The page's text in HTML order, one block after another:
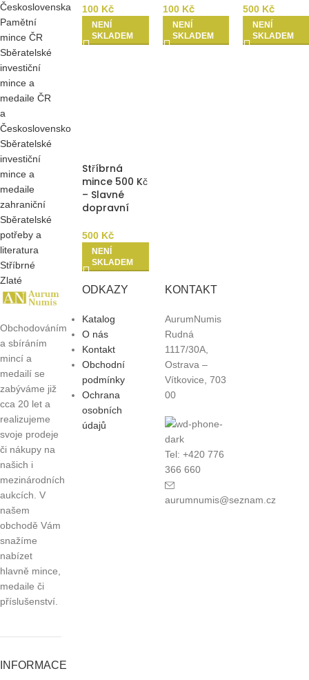
Československa
Pamětní
mince ČR
Sběratelské
investiční
mince a
medaile ČR
a
Československo
Sběratelské
investiční
mince a
medaile
zahraniční
Sběratelské
potřeby a
literatura
Stříbrné
Zlaté
Kundery
2029 b.k.
REZERVAČNÍ
ZÁLOHA
100 Kč
NENÍ
SKLADEM
Kundery
2029 Proof
REZERVAČNÍ
ZÁLOHA
100 Kč
NENÍ
SKLADEM
– Autobus
Škoda
Karosa 706
RTO 2029
500 Kč
NENÍ
SKLADEM
Stříbrná
mince 500 Kč
– Slavné
dopravní
– Autobus
Škoda
Karosa 706
RTO 2029
Proof
ZÁLOHA
500 Kč
NENÍ
SKLADEM
Obchodováním
a sbíráním
mincí a
medailí se
zabýváme již
cca 20 let a
realizujeme
svoje prodeje
či nákupy na
našich i
mezinárodních
aukcích. V
našem
obchodě Vám
snažíme
nabízet
hlavně mince,
medaile či
příslušenství.
INFORMACE
ODKAZY
Katalog
O nás
Kontakt
Obchodní
podmínky
Ochrana
osobních
údajů
KONTAKT
AurumNumis
Rudná
1117/30A,
Ostrava –
Vítkovice, 703
00
Tel: +420 776
366 660
aurumnumis@seznam.cz